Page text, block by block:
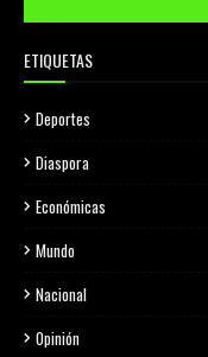
ETIQUETAS
Deportes
Diaspora
Económicas
Mundo
Nacional
Opinión